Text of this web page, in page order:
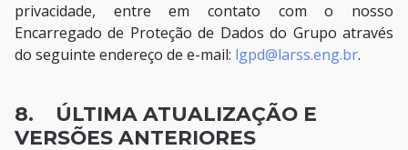
privacidade, entre em contato com o nosso
Encarregado de Proteção de Dados do Grupo através
do seguinte endereço de e-mail: lgpd@larss.eng.br.
8. ÚLTIMA ATUALIZAÇÃO E
VERSÕES ANTERIORES